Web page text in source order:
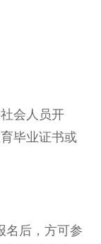
会人员开
毕业证书或
名后，方可参